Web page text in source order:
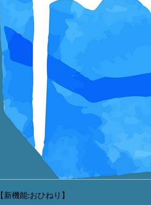
【新機能:おひねり】